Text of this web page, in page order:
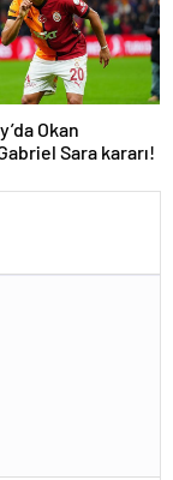
Okan
Sara kararı!